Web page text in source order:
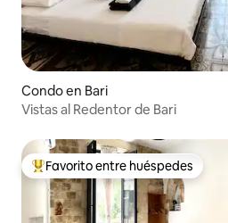
Condo en Bari
Vistas al Redentor de Bari
Favorito entre huéspedes preferido
Favorito entre huéspedes